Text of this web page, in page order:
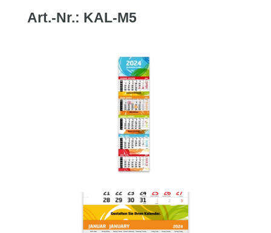
Art.-Nr.: KAL-M5